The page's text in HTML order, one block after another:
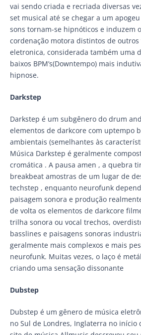
vai sendo criada e recriada diversas
set musical até se chegar a um
sons tornam-se hipnóticos e induzem
cordenação motora distintos de
eletronica, considerada também uma
baixos BPM’s(Downtempo) mais
hipnose.
Darkstep
Darkstep é um subgênero do drum
elementos de darkcore com uptempo
ambientais (semelhantes às
Música Darkstep é geralmente
cromática . A pausa amen , a quebra
breakbeat amostras de um lugar de
techstep , enquanto neurofunk
paisagem sonora e produção
de volta os elementos de darkcore
trilha sonora ou vocal trechos,
basslines e paisagens sonoras
geralmente mais complexos e mais
neurofunk. Muitas vezes, o laço é
criando uma sensação dissonante
Dubstep
Dubstep é um gênero de música
no Sul de Londres, Inglaterra no início